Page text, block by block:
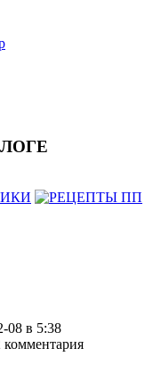
08 в 5:38
комментария